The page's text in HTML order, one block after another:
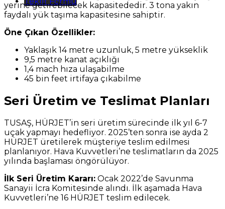
yerine getirebilecek kapasitededir. 3 tona yakın
faydalı yük taşıma kapasitesine sahiptir.
Öne Çıkan Özellikler:
Yaklaşık 14 metre uzunluk, 5 metre yükseklik
9,5 metre kanat açıklığı
1,4 mach hıza ulaşabilme
45 bin feet irtifaya çıkabilme
Seri Üretim ve Teslimat Planları
TUSAŞ, HÜRJET’in seri üretim sürecinde ilk yıl 6-7
uçak yapmayı hedefliyor. 2025’ten sonra ise ayda 2
HÜRJET üretilerek müşteriye teslim edilmesi
planlanıyor. Hava Kuvvetleri’ne teslimatların da 2025
yılında başlaması öngörülüyor.
İlk Seri Üretim Kararı: Ocak 2022’de Savunma
Sanayii İcra Komitesinde alındı. İlk aşamada Hava
Kuvvetleri’ne 16 HÜRJET teslim edilecek.